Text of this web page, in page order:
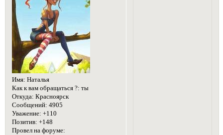
Имя: Наталья
Как к вам обращаться ?: ты
Откуда: Красноярск
Сообщений: 4905
Уважение: +110
Позитив: +148
Провел на форуме: